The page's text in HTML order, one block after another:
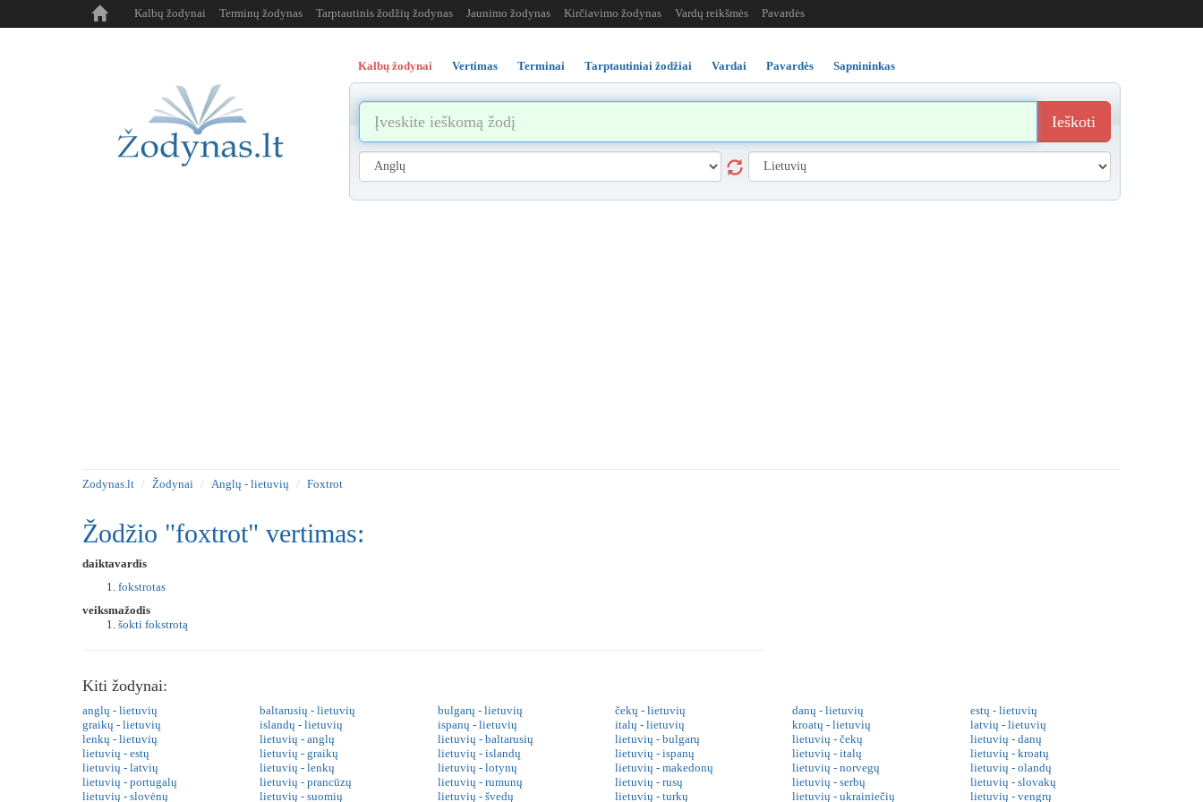
Kalbų žodynai Terminų žodynas Tarptautinis žodžių žodynas Jaunimo žodynas Kirčiavimo žodynas Vardų reikšmės Pavardės
Kalbų žodynai Vertimas Terminai Tarptautiniai žodžiai Vardai Pavardės Sapnininkas
Ieškoti
Zodynas.lt Žodynai Anglų - lietuvių Foxtrot
Žodžio "foxtrot" vertimas:
daiktavardis
fokstrotas
veiksmažodis
šokti fokstrotą
Kiti žodynai:
anglų - lietuvių baltarusių - lietuvių bulgarų - lietuvių čekų - lietuvių danų - lietuvių
estų - lietuvių
graikų - lietuvių
islandų - lietuvių ispanų - lietuvių italų - lietuvių kroatų - lietuvių
latvių - lietuvių
lenkų - lietuvių
lietuvių - anglų lietuvių - baltarusių lietuvių - bulgarų lietuvių - čekų
lietuvių - danų
lietuvių - estų
lietuvių - graikų lietuvių - islandų lietuvių - ispanų lietuvių - italų
lietuvių - kroatų
lietuvių - latvių
lietuvių - lenkų lietuvių - lotynų lietuvių - makedonų lietuvių - norvegų
lietuvių - olandų
lietuvių - portugalų
lietuvių - prancūzų lietuvių - rumunų lietuvių - rusų lietuvių - serbų
lietuvių - slovakų
lietuvių - slovėnų
lietuvių - suomių lietuvių - švedų lietuvių - turkų lietuvių - ukrainiečių lietuvių - vengrų